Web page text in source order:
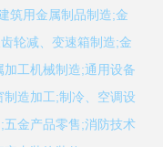
筑用金属制品制造;金
轮减、变速箱制造;金
工机械制造;通用设备
造加工;制冷、空调设
金产品零售;消防技术